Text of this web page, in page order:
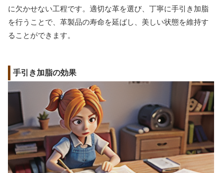
に欠かせない工程です。適切な革を選び、丁寧に手引き加脂
を行うことで、革製品の寿命を延ばし、美しい状態を維持す
ることができます。
手引き加脂の効果